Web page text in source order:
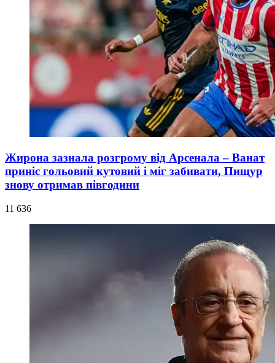
Жирона зазнала розгрому від Арсенала – Ванат
приніс гольовий кутовий і міг забивати, Пищур
знову отримав півгодини
11 636